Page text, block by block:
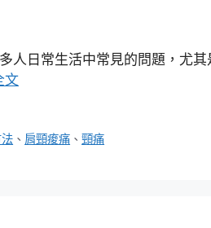
人日常生活中常見的問題，尤
文
、 肩頸痠痛 、頸痛